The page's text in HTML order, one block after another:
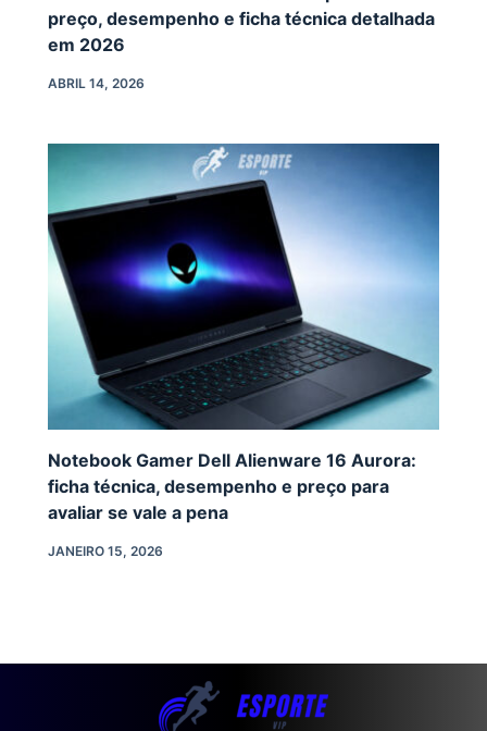
preço, desempenho e ficha técnica detalhada
em 2026
ABRIL 14, 2026
Notebook Gamer Dell Alienware 16 Aurora:
ficha técnica, desempenho e preço para
avaliar se vale a pena
JANEIRO 15, 2026